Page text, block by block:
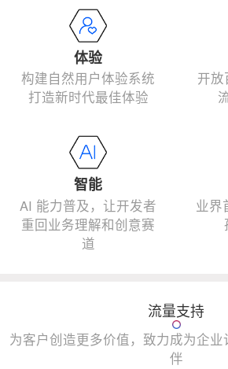
体验
构建自然用户体验系统
打造新时代最佳体验
开
智能
AI 能力普及，让开发者
重回业务理解和创意赛
道
业界
流量支持
为客户创造更多价值，致力成为企
伴